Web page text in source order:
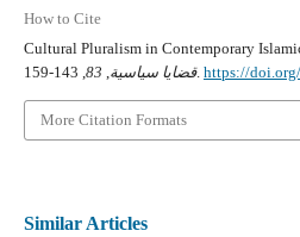
How to Cite
Cultural Pluralism in Contemporary
قضايا سياسية 83 , 143-159. https://
More Citation Formats
Similar Articles